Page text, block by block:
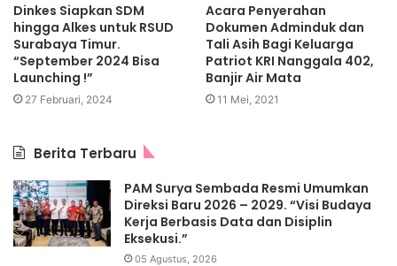
Dinkes Siapkan SDM
hingga Alkes untuk RSUD
Surabaya Timur.
“September 2024 Bisa
Launching !”
27 Februari, 2024
Acara Penyerahan
Dokumen Adminduk dan
Tali Asih Bagi Keluarga
Patriot KRI Nanggala 402,
Banjir Air Mata
11 Mei, 2021
Berita Terbaru
PAM Surya Sembada Resmi Umumkan
Direksi Baru 2026 – 2029. “Visi Budaya
Kerja Berbasis Data dan Disiplin
Eksekusi.”
05 Agustus, 2026